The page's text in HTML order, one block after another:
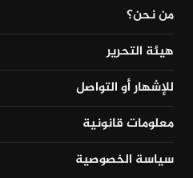
من نحن؟
هيئة التحرير
للإشهار أو التواصل
معلومات قانونية
سياسة الخصوصية